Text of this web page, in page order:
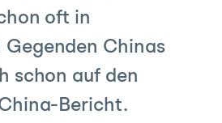
oft in
Gegenden Chinas
schon auf den
Bericht.